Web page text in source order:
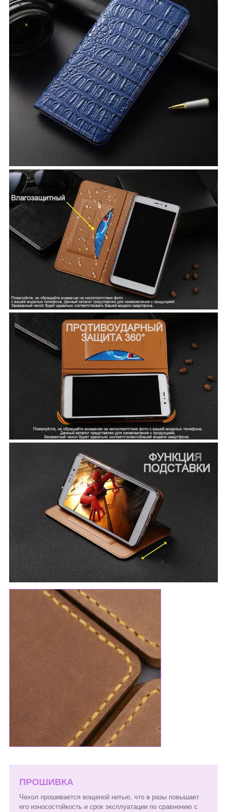
ПРОШИВКА
Чехол прошивается вощеной нитью, что в разы повышает
его износостойкость и срок эксплуатации по сравнению с